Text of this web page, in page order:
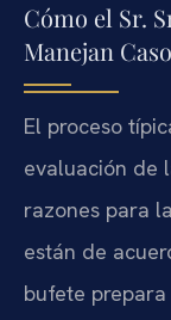
Cómo el Sr.
Manejan
El proceso
evaluación de
razones para
están de
bufete